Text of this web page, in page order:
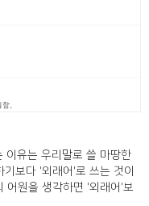
이유는 우리말로 쓸 마땅한
보다 '외래어'로 쓰는 것이
어원을 생각하면 '외래어'보